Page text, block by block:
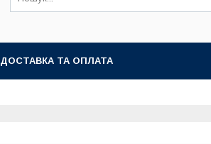
ДОСТАВКА ТА ОПЛАТА